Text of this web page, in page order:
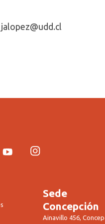
jalopez@udd.cl
YouTubeInstagram
Sede
Concepción
Ainavillo 456,